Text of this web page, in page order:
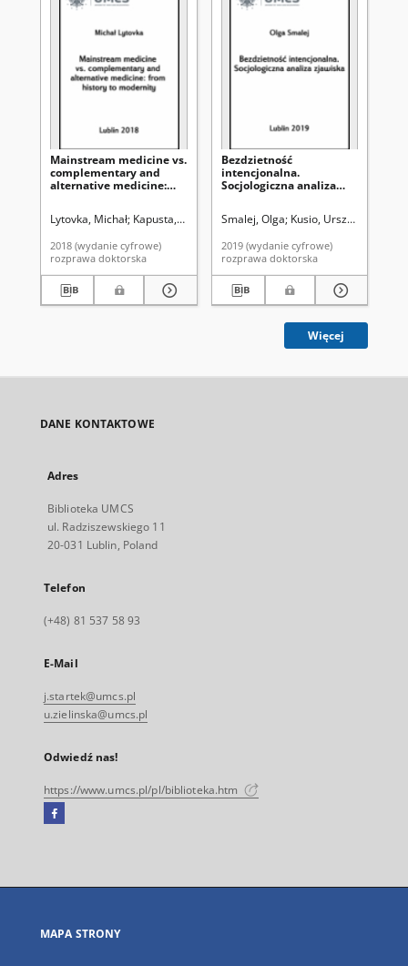
Mainstream medicine vs.
complementary and
alternative medicine:
Lytovka, Michał Kapusta, Andrzej. Promotor
2018 (wydanie cyfrowe)
rozprawa doktorska
Bezdzietność
intencjonalna.
Socjologiczna analiza
Smalej, Olga Kusio, Urszula.
2019 (wydanie cyfrowe)
rozprawa doktorska
Więcej
DANE KONTAKTOWE
Adres
Biblioteka UMCS
ul. Radziszewskiego 11
20-031 Lublin, Poland
Telefon
(+48) 81 537 58 93
E-Mail
j.startek@umcs.pl
u.zielinska@umcs.pl
Odwiedź nas!
https://www.umcs.pl/pl/biblioteka.htm
Facebook
się
karcie
MAPA STRONY